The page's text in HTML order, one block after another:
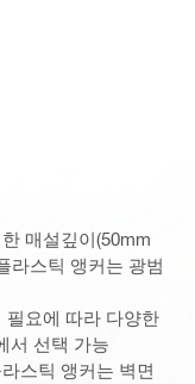
매설깊이(50mm
라스틱 앵커는 광범
필요에 따라 다양한
서 선택 가능
스틱 앵커는 벽면